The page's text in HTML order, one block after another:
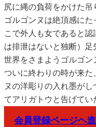
尻に縄の負荷をかけた
ゴルゴンヌは絶頂感に
こで外人も女であると
は排泄はないと独断）
世界をさまようゴルゴン
ついに終わりの時が来
ヌの洋彫りの入れ墨が
てアリガトウと告げてい
会員登録ページヘ